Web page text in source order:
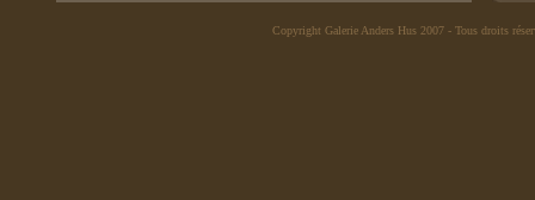
Copyright Galerie Anders Hus 2007- Tous droits